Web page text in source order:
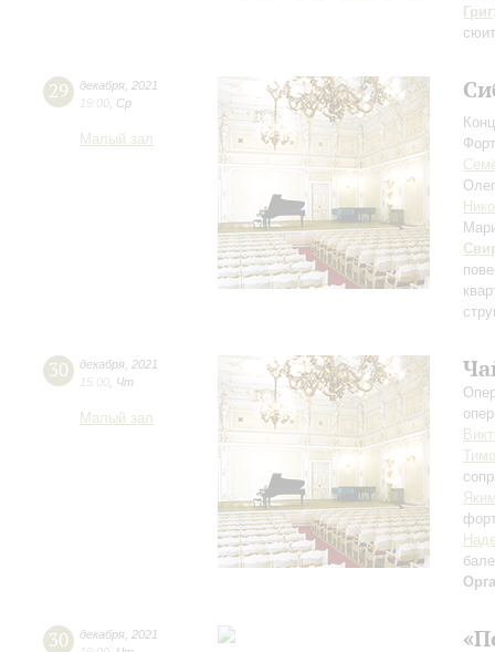
Григ
29 декабря 2021
19:00 Ср
Малый зал
30 декабря 2021
15:00 Чт
Малый зал
30 декабря 2021